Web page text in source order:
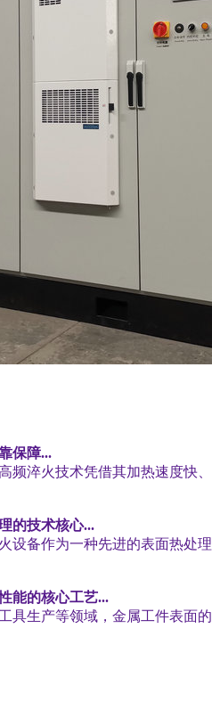
保障...
频淬火技术凭借其加热速度快、
的技术核心...
设备作为一种先进的表面热处理
能的核心工艺...
具生产等领域，金属工件表面的